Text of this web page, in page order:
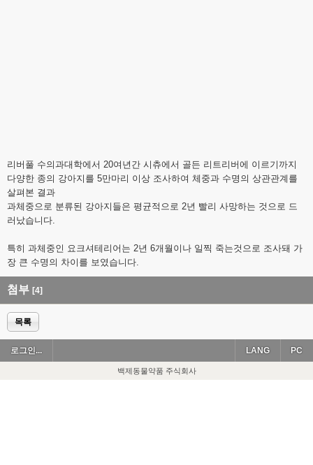
리버풀 수의과대학에서 20여년간 시츄에서 골든 리트리버에 이르기까지
다양한 종의 강아지를 5만마리 이상 조사하여 체중과 수명의 상관관계를
살펴본 결과
과체중으로 분류된 강아지들은 평균적으로 2년 빨리 사망하는 것으로 드
러났습니다.
특히 과체중인 요크셔테리어는 2년 6개월이나 일찍 죽는것으로 조사돼 가
장 큰 수명의 차이를 보였습니다.
첨부 [4]
목록
로그인... PC
LANG
백제동물약품 주식회사